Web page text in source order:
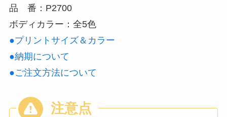
品 番：P2700
ボディカラー：全5色
●プリントサイズ＆カラー
●納期について
●ご注文方法について